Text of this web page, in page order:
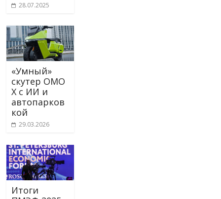
28.07.2025
«Умный»
скутер OMO
X с ИИ и
автопарков
кой
29.03.2026
Итоги